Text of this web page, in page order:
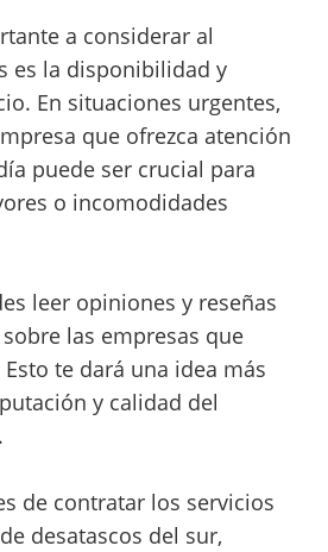
a considerar al
es la disponibilidad y
En situaciones urgentes,
que ofrezca atención
puede ser crucial para
o incomodidades
leer opiniones y reseñas
las empresas que
te dará una idea más
y calidad del
de contratar los servicios
desatascos del sur,